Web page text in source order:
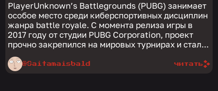
PlayerUnknown’s Battlegrounds (PUBG) занимает
особое место среди киберспортивных дисциплин
жанра battle royale. С момента релиза игры в
2017 году от студии PUBG Corporation, проект
прочно закрепился на мировых турнирах и стал...
@Saitamaisbald читать